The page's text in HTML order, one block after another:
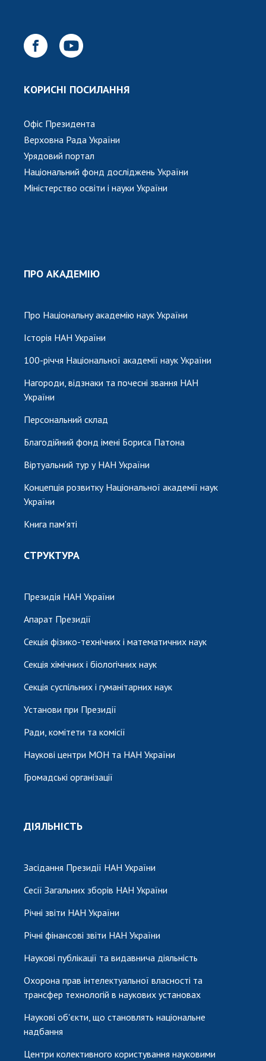
КОРИСНІ ПОСИЛАННЯ
Офіс Президента
Верховна Рада України
Урядовий портал
Національний фонд досліджень України
Міністерство освіти і науки України
ПРО АКАДЕМІЮ
Про Національну академію наук України
Історія НАН України
100-річчя Національної академії наук України
Нагороди, відзнаки та почесні звання НАН
України
Персональний склад
Благодійний фонд імені Бориса Патона
Віртуальний тур у НАН України
Концепція розвитку Національної академії наук
України
Книга пам'яті
СТРУКТУРА
Президія НАН України
Апарат Президії
Секція фізико-технічних і математичних наук
Секція хімічних і біологічних наук
Секція суспільних і гуманітарних наук
Установи при Президії
Ради, комітети та комісії
Наукові центри МОН та НАН України
Громадські організації
ДІЯЛЬНІСТЬ
Засідання Президії НАН України
Сесії Загальних зборів НАН України
Річні звіти НАН України
Річні фінансові звіти НАН України
Наукові публікації та видавнича діяльність
Охорона прав інтелектуальної власності та
трансфер технологій в наукових установах
Наукові об'єкти, що становлять національне
надбання
Центри колективного користування науковими